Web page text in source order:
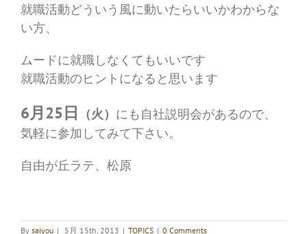
就職活動どういう風に動いたらいいかわからな
い方、
ムードに就職しなくてもいいです
就職活動のヒントになると思います
6月25日 （火） にも自社説明会があるので、
気軽に参加してみて下さい。
自由が丘ラテ、松原
By saiyou | 5月 15th, 2013 | TOPICS | 0 Comments